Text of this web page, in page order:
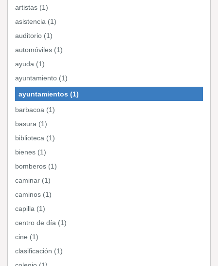
artistas (1)
asistencia (1)
auditorio (1)
automóviles (1)
ayuda (1)
ayuntamiento (1)
ayuntamientos (1)
barbacoa (1)
basura (1)
biblioteca (1)
bienes (1)
bomberos (1)
caminar (1)
caminos (1)
capilla (1)
centro de día (1)
cine (1)
clasificación (1)